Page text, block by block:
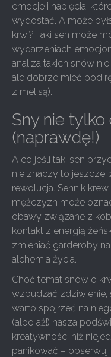
emocje i napięcia,
wydostać. A może
krwi? Taki sen może
wydarzeniach
analiza takich snów
ale dobrze mieć pod
z melisą).
Sny nie
(naprawdę!)
A co jeśli taki sen
nie znaczy to jeszcze,
rewolucja. Sennik
mężczyzn może
obawy związane z
kontakt z energią
zmieniać garderoby
alchemia życia.
Choć temat snów o
wzbudzać zdziwienie,
warto spojrzeć na
(albo aż!) nasza
kreatywności niż
panikować –